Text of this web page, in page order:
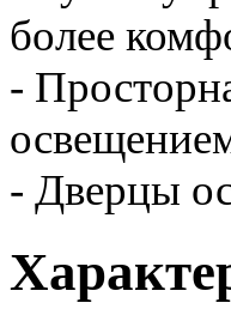
более
-
- Дверцы